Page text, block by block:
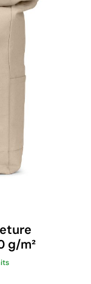
g/m²